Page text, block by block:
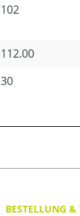
102
112.00
30
BESTELLUNG &